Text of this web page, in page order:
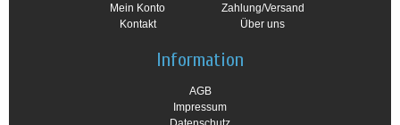
Mein Konto
Kontakt
Zahlung/Versand
Über uns
Information
AGB
Impressum